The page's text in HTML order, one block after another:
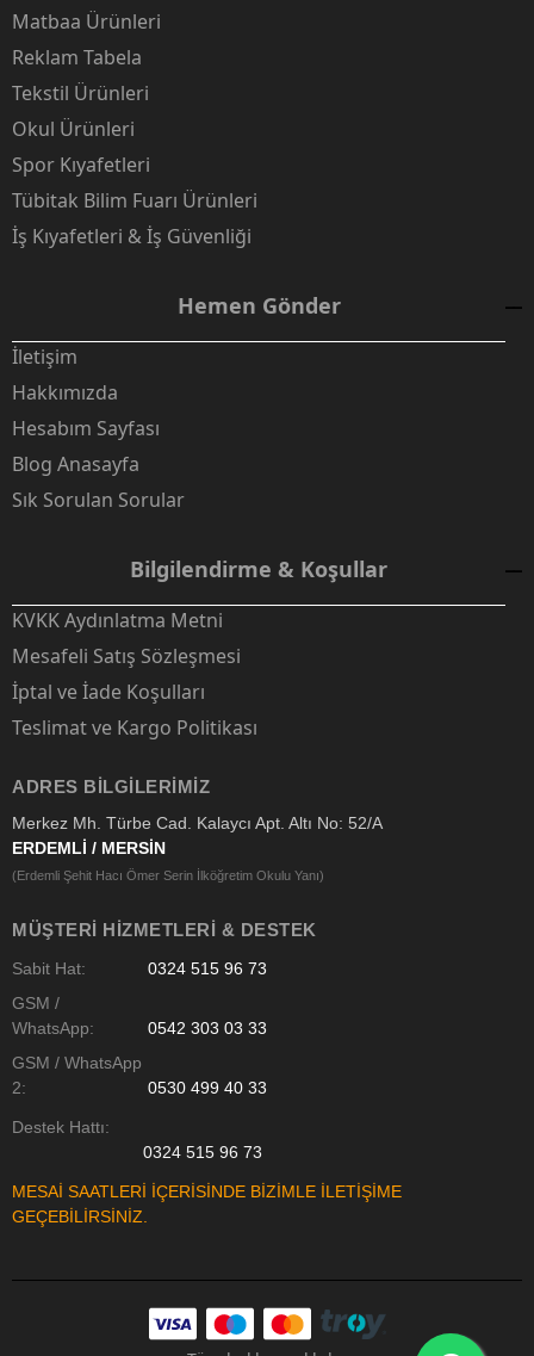
Matbaa Ürünleri
Reklam Tabela
Tekstil Ürünleri
Okul Ürünleri
Spor Kıyafetleri
Tübitak Bilim Fuarı Ürünleri
İş Kıyafetleri & İş Güvenliği
Hemen Gönder
İletişim
Hakkımızda
Hesabım Sayfası
Blog Anasayfa
Sık Sorulan Sorular
Bilgilendirme & Koşullar
KVKK Aydınlatma Metni
Mesafeli Satış Sözleşmesi
İptal ve İade Koşulları
Teslimat ve Kargo Politikası
ADRES BILGILERIMIZ
Merkez Mh. Türbe Cad. Kalaycı Apt. Altı No: 52/A
ERDEMLİ / MERSİN
(Erdemli Şehit Hacı Ömer Serin İlköğretim Okulu Yanı)
MÜŞTERI HIZMETLERI & DESTEK
Sabit Hat:
0324 515 96 73
GSM /
WhatsApp:
0542 303 03 33
GSM / WhatsApp
2:
0530 499 40 33
Destek Hattı:
0324 515 96 73
MESAİ SAATLERİ İÇERİSİNDE BİZİMLE İLETİŞİME
GEÇEBİLİRSİNİZ.